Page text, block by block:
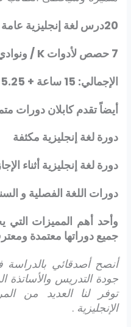
20درس لغة إنجليزية عامة .
7 حصص لأدوات
K
/
الإجمالي: 15 ساعة + 5.25 ساعة من
أيضاً تقدم كابلان دورات
دورة لغة إنجليزية مكثفة
دورة لغة إنجليزية أثناء
دورات اللغة الفصلية و
وأحد أهم المميزات التي
جميع دوراتها معتمدة
أنصح أصدقائي
جودة التدريس والأساتذة
توفر لنا العديد من
الإنجليزية .